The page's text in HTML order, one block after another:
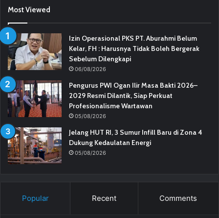
Most Viewed
Izin Operasional PKS PT. Aburahmi Belum
Kelar, FH : Harusnya Tidak Boleh Bergerak
Sebelum Dilengkapi
06/08/2026
Pengurus PWI Ogan Ilir Masa Bakti 2026–
2029 Resmi Dilantik, Siap Perkuat
Profesionalisme Wartawan
05/08/2026
Jelang HUT RI, 3 Sumur Infill Baru di Zona 4
Dukung Kedaulatan Energi
05/08/2026
Popular Recent Comments